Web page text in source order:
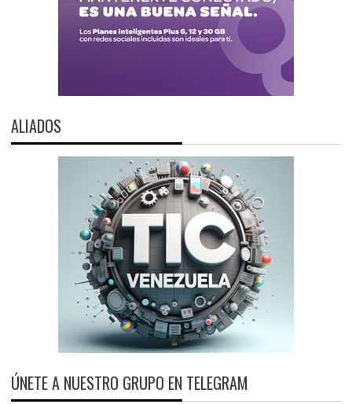
ALIADOS
ÚNETE A NUESTRO GRUPO EN TELEGRAM